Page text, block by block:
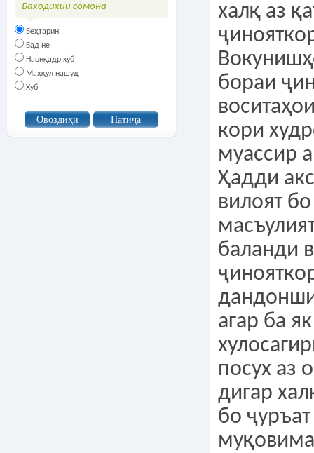
Баходихии сомона
Беҳтарин
Бад не
Наонқадр хуб
Маҳқул нашуд
Хуб
халқ аз
бораи
кори
муассир
Ҳадди
вилоят
баланди
агар ба
посух аз
дигар
бо